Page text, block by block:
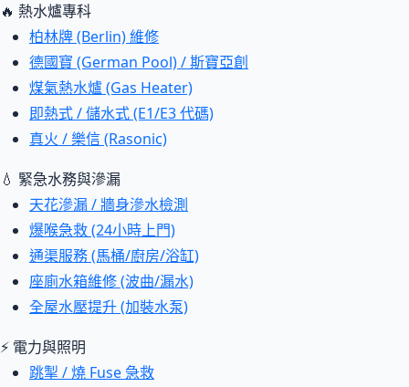
🔥 熱水爐專科
柏林牌 (Berlin) 維修
德國寶 (German Pool) / 斯寶亞創
煤氣熱水爐 (Gas Heater)
即熱式 / 儲水式 (E1/E3 代碼)
真火 / 樂信 (Rasonic)
💧 緊急水務與滲漏
天花滲漏 / 牆身滲水檢測
爆喉急救 (24小時上門)
通渠服務 (馬桶/廚房/浴缸)
座廁水箱維修 (波曲/漏水)
全屋水壓提升 (加裝水泵)
⚡ 電力與照明
跳掣 / 燒 Fuse 急救